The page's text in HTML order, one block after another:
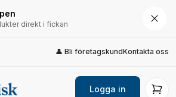
direkt i fickan
👤 Bli företagskundKontakta oss
Logga in